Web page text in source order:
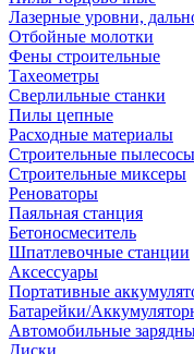
Лазерные уровни,
Отбойные молотки
Фены строительные
Тахеометры
Сверлильные станки
Пилы цепные
Расходные материалы
Строительные пылесосы
Строительные миксеры
Реноваторы
Паяльная станция
Бетоносмеситель
Шпатлевочные станции
Аксессуары
Портативные
Батарейки/
Автомобильные
Диски